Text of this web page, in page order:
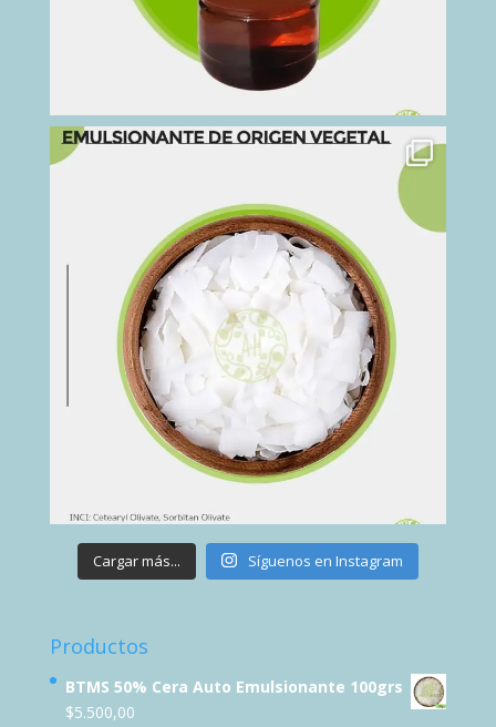
Cargar más... Síguenos en Instagram
Productos
BTMS 50% Cera Auto Emulsionante 100grs
$5.500,00